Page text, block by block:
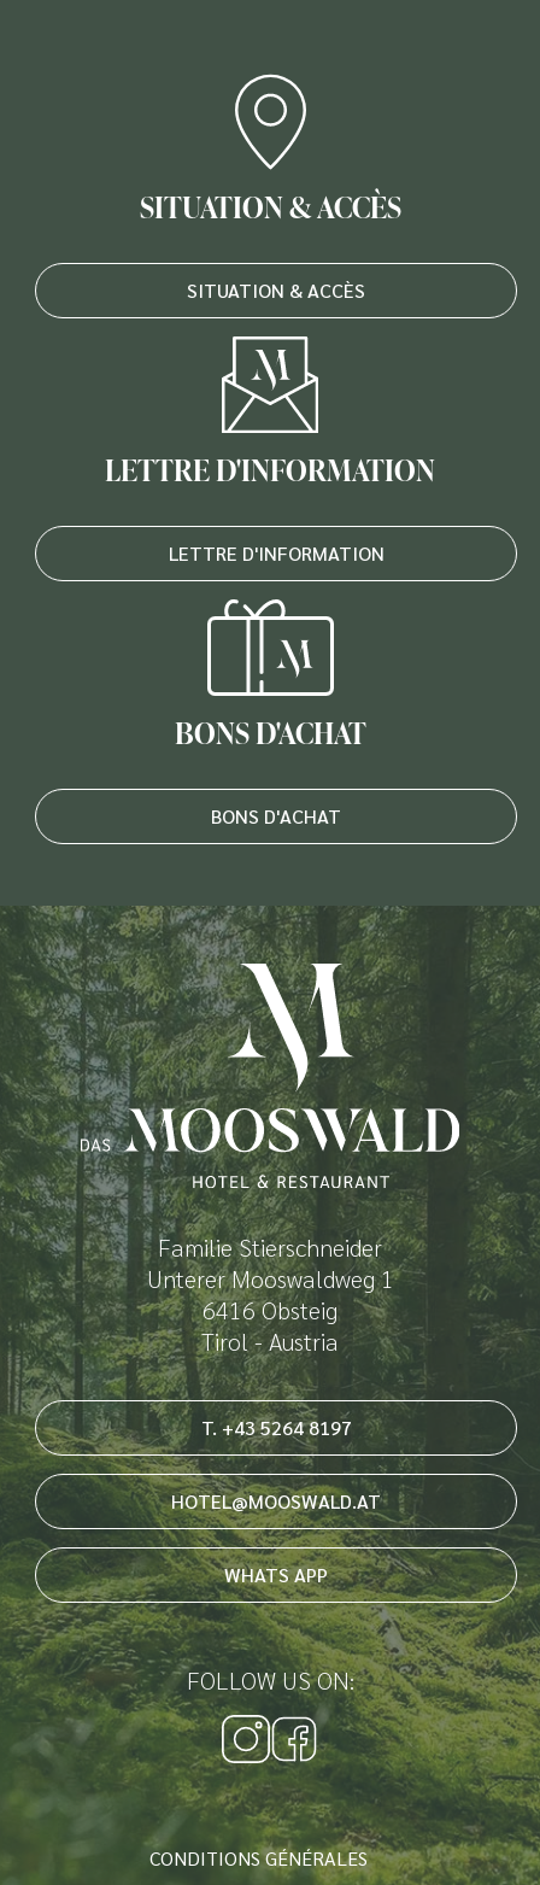
SITUATION & ACCÈS
SITUATION & ACCÈS
LETTRE D'INFORMATION
LETTRE D'INFORMATION
BONS D'ACHAT
BONS D'ACHAT
Familie Stierschneider
Unterer Mooswaldweg 1
6416 Obsteig
Tirol - Austria
T. +43 5264 8197
HOTEL@MOOSWALD.AT
WHATS APP
FOLLOW US ON:
CONDITIONS GÉNÉRALES